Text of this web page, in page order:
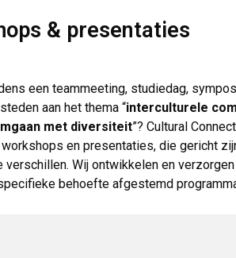
& presentaties
een teammeeting, studiedag,
aan het thema “interculturele
met diversiteit”? Cultural
en presentaties, die gericht
verschillen. Wij ontwikkelen en
behoefte afgestemd